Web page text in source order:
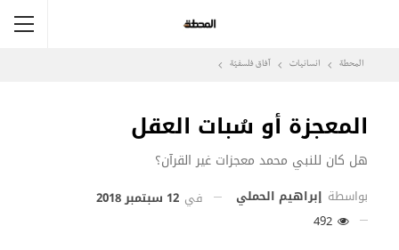
المحطة انسانيات آفاق فلسفيّة‎
المعجزة أو سُبات العقل
هل كان للنبي محمد معجزات غير القرآن؟
بواسطة إبراهيم الحملي في 12 سبتمبر 2018